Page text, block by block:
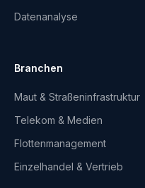
Datenanalyse
Branchen
Maut & Straßeninfrastruktur
Telekom & Medien
Flottenmanagement
Einzelhandel & Vertrieb